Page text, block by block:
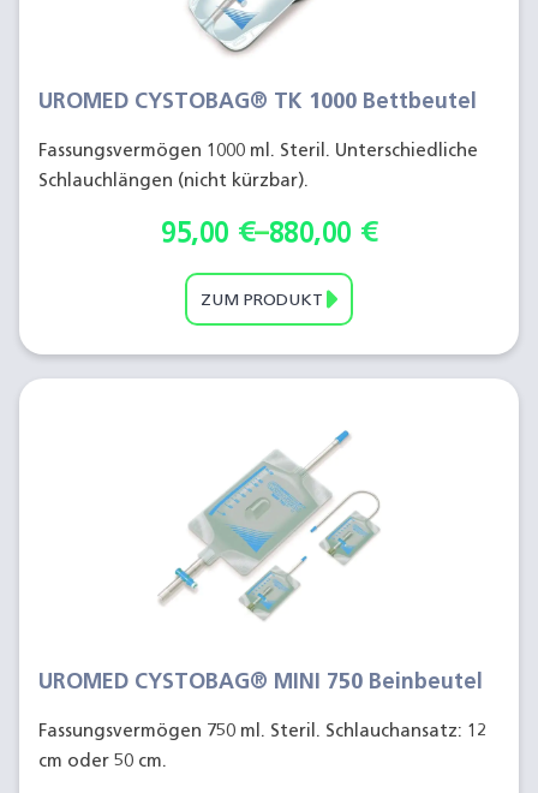
UROMED CYSTOBAG® TK 1000 Bettbeutel
Fassungsvermögen 1000 ml. Steril. Unterschiedliche
Schlauchlängen (nicht kürzbar).
95,00 €–880,00 €
ZUM PRODUKT
UROMED CYSTOBAG® MINI 750 Beinbeutel
Fassungsvermögen 750 ml. Steril. Schlauchansatz: 12
cm oder 50 cm.